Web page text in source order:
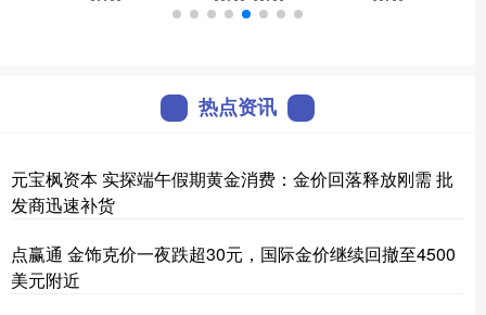
热点资讯
元宝枫资本 实探端午假期黄金消费：金价回落释放刚需 批
发商迅速补货
点赢通 金饰克价一夜跌超30元，国际金价继续回撤至4500
美元附近